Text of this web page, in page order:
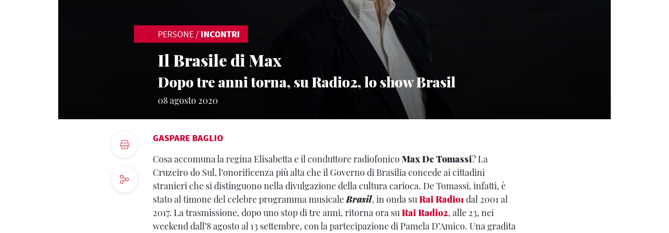
PERSONE / INCONTRI
Il Brasile di Max
Dopo tre anni torna, su Radio2, lo show Brasil
08 agosto 2020
GASPARE BAGLIO
Cosa accomuna la regina Elisabetta e il conduttore radiofonico Max De Tomassi? La
Cruzeiro do Sul, l’onorificenza più alta che il Governo di Brasilia concede ai cittadini
stranieri che si distinguono nella divulgazione della cultura carioca. De Tomassi, infatti, è
stato al timone del celebre programma musicaleBrasil, in onda suRai Radio1dal 2001 al
2017. La trasmissione, dopo uno stop di tre anni, ritorna ora suRai Radio2, alle 23, nei
weekend dall’8 agosto al 13 settembre, con la partecipazione di Pamela D’Amico. Una gradita